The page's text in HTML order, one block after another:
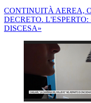
CONTINUITÀ AEREA,
DECRETO.
DISCESA»